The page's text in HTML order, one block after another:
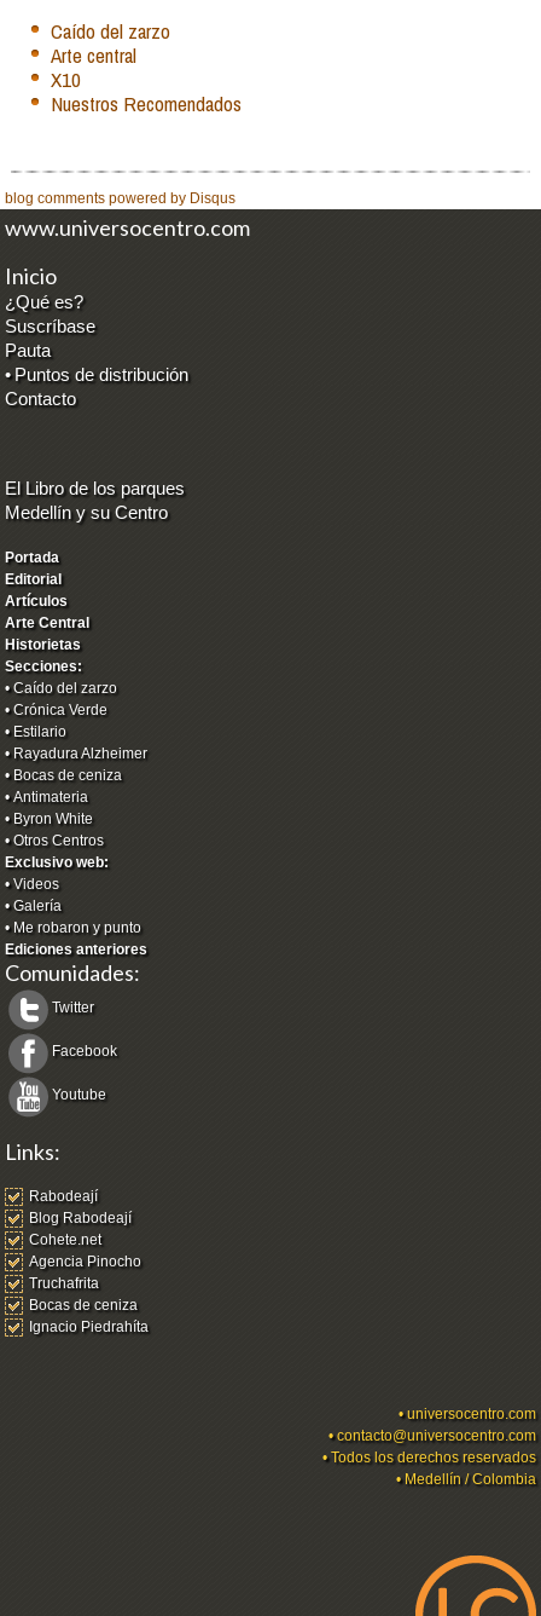
Caído del zarzo
Arte central
X10
Nuestros Recomendados
blog comments powered by Disqus
www.universocentro.com
Inicio
¿Qué es?
Suscríbase
Pauta
• Puntos de distribución
Contacto
El Libro de los parques
Medellín y su Centro
Portada
Editorial
Artículos
Arte Central
Historietas
Secciones:
•Caído del zarzo
•Crónica Verde
•Estilario
•Rayadura Alzheimer
•Bocas de ceniza
•Antimateria
•Byron White
•Otros Centros
Exclusivo web:
•Videos
•Galería
•Me robaron y punto
Ediciones anteriores
Comunidades:
Twitter
Facebook
Youtube
Links:
Rabodeají
Blog Rabodeají
Cohete.net
Agencia Pinocho
Truchafrita
Bocas de ceniza
Ignacio Piedrahíta
•universocentro.com
•contacto@universocentro.com
• Todos los derechos reservados
• Medellín / Colombia